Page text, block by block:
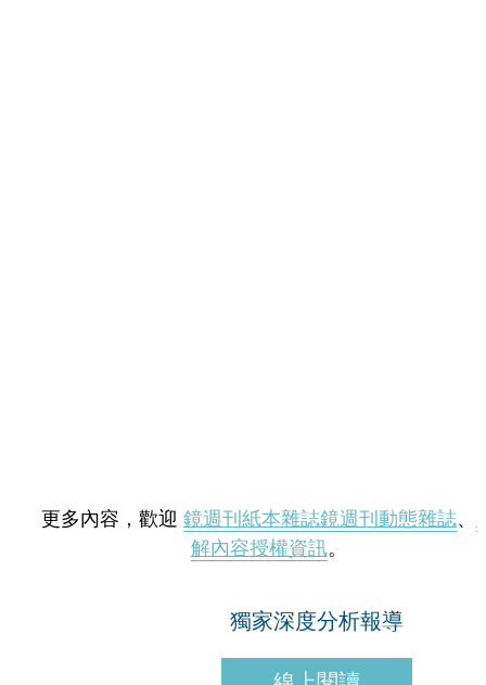
更多內容，歡迎 鏡週刊紙本雜誌鏡週刊動態雜誌、
解內容授權資訊。
獨家深度分析報導